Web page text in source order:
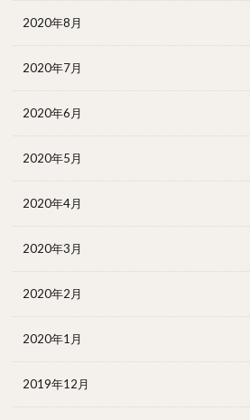
2020年8月
2020年7月
2020年6月
2020年5月
2020年4月
2020年3月
2020年2月
2020年1月
2019年12月